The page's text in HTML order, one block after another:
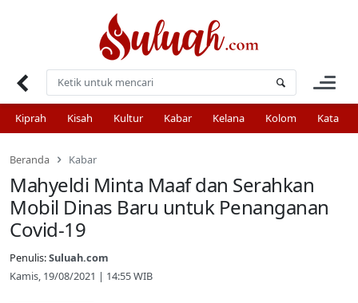
Kiprah Kisah Kultur Kabar Kelana Kolom Kata
Beranda Kabar
Mahyeldi Minta Maaf dan Serahkan
Mobil Dinas Baru untuk Penanganan
Covid-19
Penulis:Suluah.com
Kamis, 19/08/2021 | 14:55 WIB